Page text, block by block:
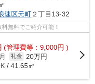
速区元町２丁目13-32
無料でご紹介可能！
(管理費等：9,000円 )
礼金
20万円
/ 41.65㎡